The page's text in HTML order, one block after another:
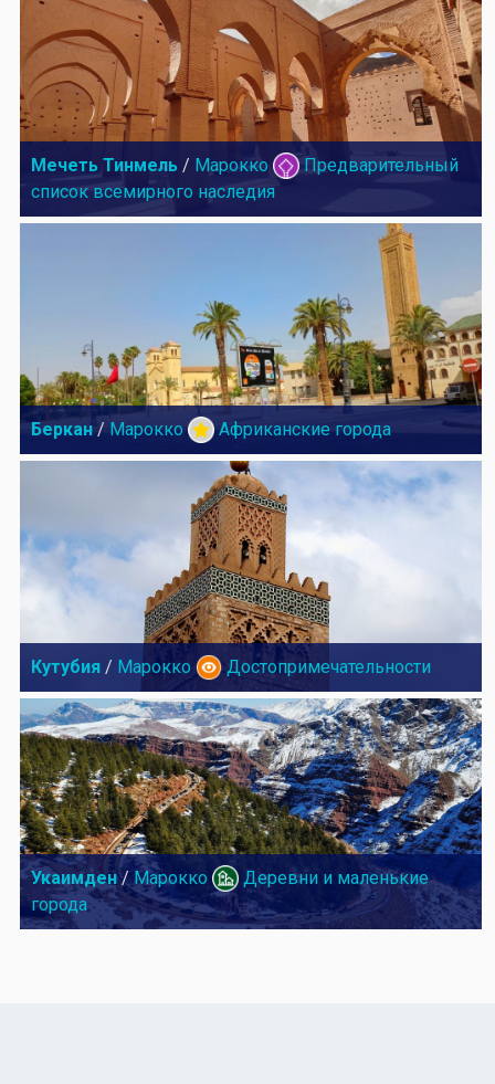
Мечеть Тинмель / Марокко
Предварительный
список всемирного наследия
Беркан / Марокко Африканские города
Кутубия / Марокко Достопримечательности
Укаимден/ Марокко
Деревни и маленькие
города